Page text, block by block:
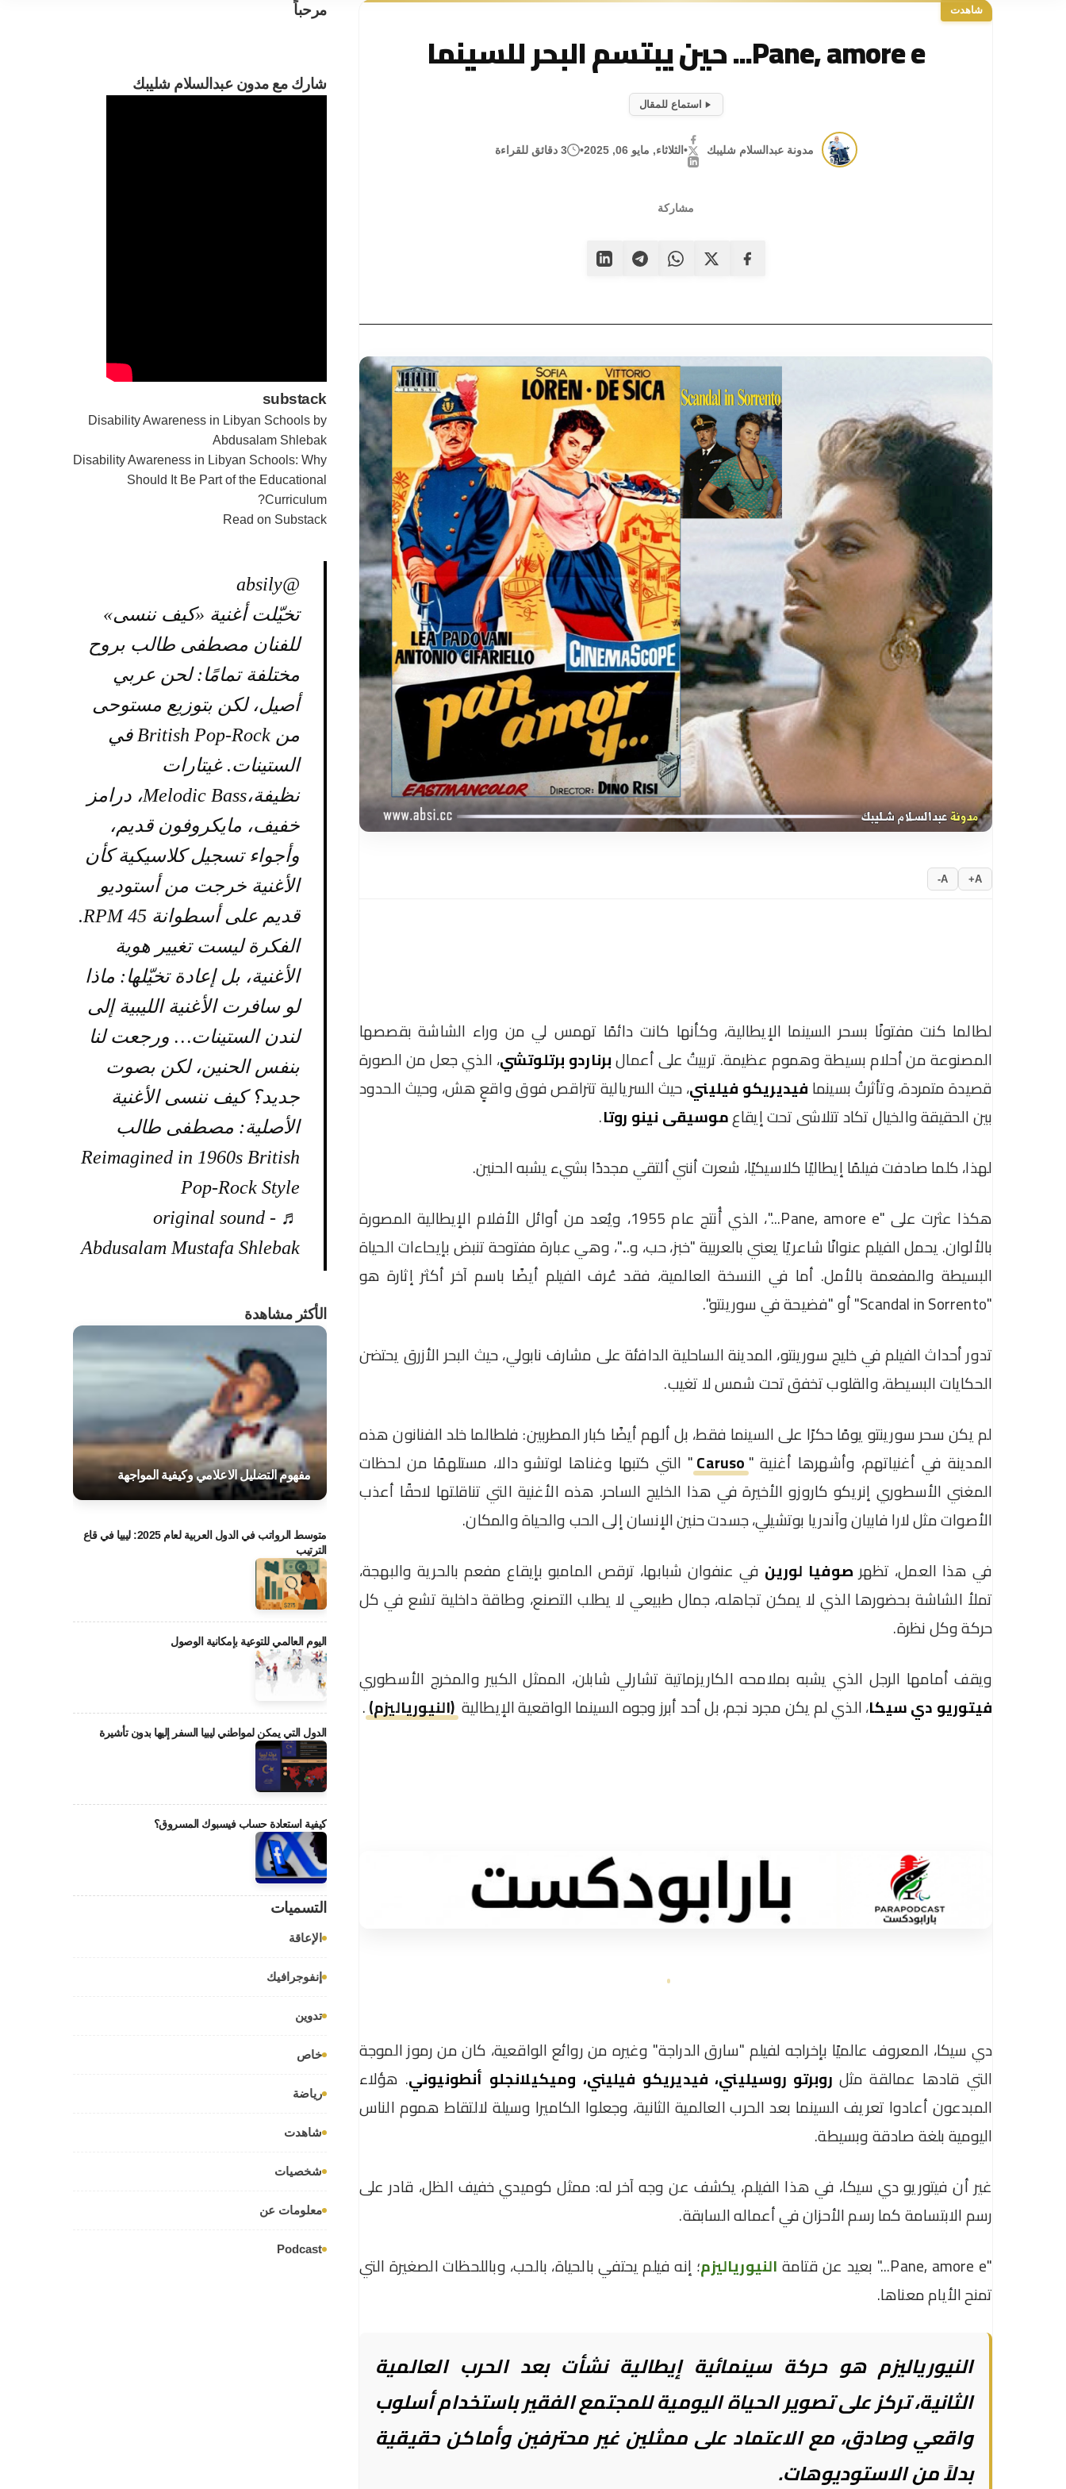
شاهدت
Pane, amore e... حين يبتسم البحر للسينما
استماع للمقال
مدونة عبدالسلام شليبك •الثلاثاء, مايو 06, 2025 • 3 دقائق للقراءة
مشاركة
A+
A-
لطالما كنت مفتونًا بسحر السينما الإيطالية، وكأنها كانت دائمًا تهمس لي من وراء الشاشة بقصصها
المصنوعة من أحلام بسيطة وهموم عظيمة. تربيتُ على أعمالبرناردو برتلوتشي، الذي جعل من الصورة
قصيدة متمردة، وتأثرتُ بسينمافيديريكو فيليني، حيث السريالية تتراقص فوق واقعٍ هش، وحيث الحدود
بين الحقيقة والخيال تكاد تتلاشى تحت إيقاعموسيقى نينو روتا.
لهذا، كلما صادفت فيلمًا إيطاليًا كلاسيكيًا، شعرت أنني ألتقي مجددًا بشيء يشبه الحنين.
هكذا عثرت على "Pane, amore e..."، الذي أُنتج عام 1955، ويُعد من أوائل الأفلام الإيطالية المصورة
بالألوان. يحمل الفيلم عنوانًا شاعريًا يعني بالعربية "خبز، حب، و..."، وهي عبارة مفتوحة تنبض بإيحاءات الحياة
البسيطة والمفعمة بالأمل. أما في النسخة العالمية، فقد عُرف الفيلم أيضًا باسم آخر أكثر إثارة هو
"Scandal in Sorrento" أو "فضيحة في سورينتو".
تدور أحداث الفيلم في خليج سورينتو، المدينة الساحلية الدافئة على مشارف نابولي، حيث البحر الأزرق يحتضن
الحكايات البسيطة، والقلوب تخفق تحت شمس لا تغيب.
لم يكن سحر سورينتو يومًا حكرًا على السينما فقط، بل ألهم أيضًا كبار المطربين: فلطالما خلد الفنانون هذه
المدينة في أغنياتهم، وأشهرها أغنية "Caruso" التي كتبها وغناها لوتشو دالا، مستلهمًا من لحظات
المغني الأسطوري إنريكو كاروزو الأخيرة في هذا الخليج الساحر. هذه الأغنية التي تناقلتها لاحقًا أعذب
الأصوات مثل لارا فابيان وآندريا بوتشيلي، جسدت حنين الإنسان إلى الحب والحياة والمكان.
في هذا العمل، تظهر صوفيا لورين في عنفوان شبابها، ترقص المامبو بإيقاع مفعم بالحرية والبهجة،
تملأ الشاشة بحضورها الذي لا يمكن تجاهله، جمال طبيعي لا يطلب التصنع، وطاقة داخلية تشع في كل
حركة وكل نظرة.
ويقف أمامها الرجل الذي يشبه بملامحه الكاريزماتية تشارلي شابلن، الممثل الكبير والمخرج الأسطوري
فيتوريو دي سيكا، الذي لم يكن مجرد نجم، بل أحد أبرز وجوه السينما الواقعية الإيطالية (النيورياليزم).
دي سيكا، المعروف عالميًا بإخراجه لفيلم "سارق الدراجة" وغيره من روائع الواقعية، كان من رموز الموجة
التي قادها عمالقة مثل روبرتو روسيليني، فيديريكو فيليني، وميكيلانجلو أنطونيوني. هؤلاء
المبدعون أعادوا تعريف السينما بعد الحرب العالمية الثانية، وجعلوا الكاميرا وسيلة لالتقاط هموم الناس
اليومية بلغة صادقة وبسيطة.
غير أن فيتوريو دي سيكا، في هذا الفيلم، يكشف عن وجه آخر له: ممثل كوميدي خفيف الظل، قادر على
رسم الابتسامة كما رسم الأحزان في أعماله السابقة.
"Pane, amore e..." بعيد عن قتامة
النيورياليزم؛ إنه فيلم يحتفي بالحياة، بالحب، وباللحظات الصغيرة التي
تمنح الأيام معناها.
النيورياليزم هو حركة سينمائية إيطالية نشأت بعد الحرب العالمية
الثانية، تركز على تصوير الحياة اليومية للمجتمع الفقير باستخدام أسلوب
واقعي وصادق، مع الاعتماد على ممثلين غير محترفين وأماكن حقيقية
بدلاً من الاستوديوهات.
مرحباً
شارك مع مدون عبدالسلام شليبك
substack
Disability Awareness in Libyan Schools by
Abdusalam Shlebak
Disability Awareness in Libyan Schools: Why
Should It Be Part of the Educational
Curriculum?
Read on Substack
@absily
تخيّلت أغنية «كيف ننسى»
للفنان مصطفى طالب بروح
مختلفة تمامًا: لحن عربي
أصيل، لكن بتوزيع مستوحى
من British Pop-Rock في
الستينات. غيتارات
نظيفة،Melodic Bass، درامز
خفيف، مايكروفون قديم،
وأجواء تسجيل كلاسيكية كأن
الأغنية خرجت من أستوديو
قديم على أسطوانة 45 RPM.
الفكرة ليست تغيير هوية
الأغنية، بل إعادة تخيّلها: ماذا
لو سافرت الأغنية الليبية إلى
لندن الستينات… ورجعت لنا
بنفس الحنين، لكن بصوت
جديد؟ كيف ننسى الأغنية
الأصلية: مصطفى طالب
Reimagined in 1960s British
Pop-Rock Style
♬ original sound -
Abdusalam Mustafa Shlebak
الأكثر مشاهدة
مفهوم التضليل الاعلامي وكيفية المواجهة
متوسط الرواتب في الدول العربية لعام 2025: ليبيا في قاع
الترتيب
اليوم العالمي للتوعية بإمكانية الوصول
الدول التي يمكن لمواطني ليبيا السفر إليها بدون تأشيرة
كيفية استعادة حساب فيسبوك المسروق؟
التسميات
الإعاقة
إنفوجرافيك
تدوين
خاص
رياضة
شاهدت
شخصيات
معلومات عن
Podcast